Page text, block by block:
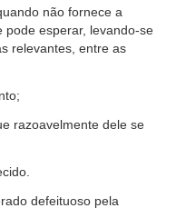
não fornece a
pode esperar, levando-se
relevantes, entre as
razoavelmente dele se
defeituoso pela